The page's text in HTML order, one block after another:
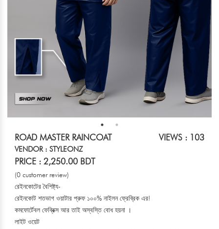
ROAD MASTER RAINCOAT VIEWS : 103
VENDOR : STYLEONZ
PRICE : 2,250.00 BDT
(0 customer review)
রেইনকোটের বৈশিষ্ট্য-
রেইনকোট শতভাগ ওয়াটার প্রুফ ১০০% নাইলন ফ্রেব্রিক এর!
কমফোর্টেবল ফেব্রিক্স আর তাই অস্বস্তি বোধ হয়না ।
লাইট ওয়েট